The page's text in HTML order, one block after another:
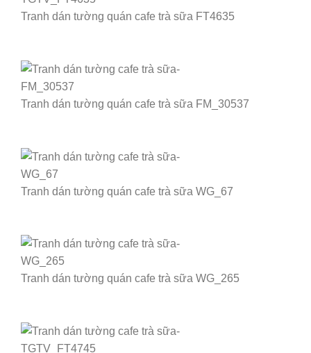
Tranh dán tường quán cafe trà sữa FT4635
Tranh dán tường quán cafe trà sữa FM_30537
Tranh dán tường quán cafe trà sữa WG_67
Tranh dán tường quán cafe trà sữa WG_265